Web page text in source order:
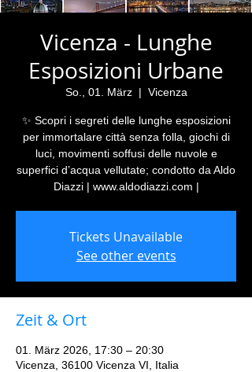
Vicenza - Lunghe
Esposizioni Urbane
So., 01. März
  |
Vicenza
✨ Scopri i segreti delle lunghe esposizioni
per immortalare città senza folla, giochi di
luci, movimenti soffusi delle nuvole e
superfici d’acqua vellutate; condotto da Aldo
Diazzi | www.aldodiazzi.com |
Tickets Unavailable
See other events
Zeit & Ort
01. März 2026, 17:30 – 20:30
Vicenza, 36100 Vicenza VI, Italia